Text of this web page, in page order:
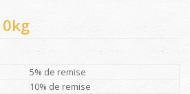
5% de remise
10% de remise